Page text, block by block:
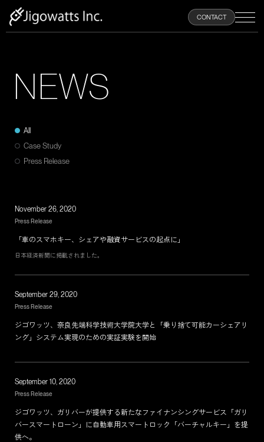
100
CONTACT
LEGAL
CONTACT
NEWS
All
Case Study
Press Release
November 26, 2020
Press Release
「車のスマホキー、シェアや融資サービスの起点に」
日本経済新聞に掲載されました。
September 29, 2020
Press Release
ジゴワッツ、奈良先端科学技術大学院大学と「乗り捨て可能カーシェアリ
ング」システム実現のための実証実験を開始
September 10, 2020
Press Release
ジゴワッツ、ガリバーが提供する新たなファイナンシングサービス「ガリ
バースマートローン」に自動車用スマートロック「バーチャルキー」を提
供へ。